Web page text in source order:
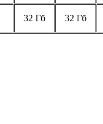
32 Гб 32 Гб